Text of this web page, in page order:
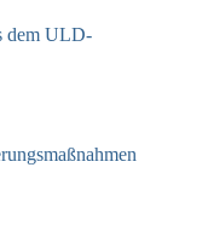
dem ULD-